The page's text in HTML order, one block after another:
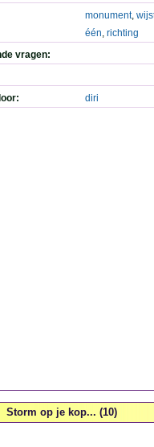
monument,
één, richting
vragen:
diri
Storm op je kop... (10)